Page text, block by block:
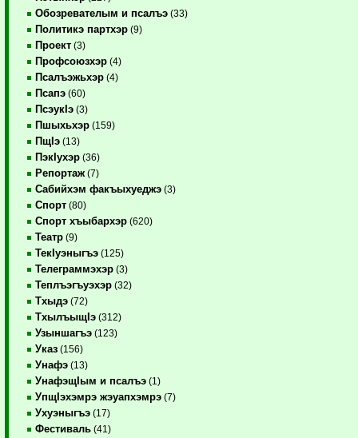
Обозревателым и псалъэ (33)
Политикэ партхэр (9)
Проект (3)
Профсоюзхэр (4)
Псалъэжьхэр (4)
Псапэ (60)
ПсэукIэ (3)
Пшыхьхэр (159)
ПщIэ (13)
ПэкIухэр (36)
Репортаж (7)
Сабийхэм факъыхуеджэ (3)
Спорт (80)
Спорт хъыбархэр (620)
Театр (9)
ТекIуэныгъэ (125)
Телеграммэхэр (3)
Теплъэгъуэхэр (32)
Тхыдэ (72)
ТхылъыщIэ (312)
Узыншагъэ (123)
Указ (156)
Унафэ (13)
УнафэщIым и псалъэ (1)
УпщIэхэмрэ жэуапхэмрэ (7)
Ухуэныгъэ (17)
Фестиваль (41)